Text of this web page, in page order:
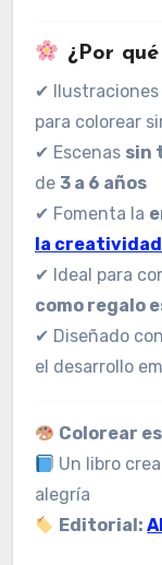
¿Por
✔ Ilustraciones
para colorear
✔ Escenas sin
de 3 a 6 años
✔ Fomenta la
la creatividad
✔ Ideal para
como regalo
✔ Diseñado
el desarrollo
Colorear
Un libro
alegría
Editorial: